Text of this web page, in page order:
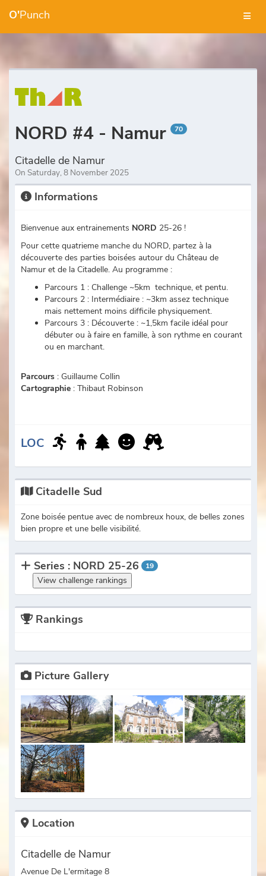
O'Punch
NORD #4 - Namur 70
Citadelle de Namur
On Saturday, 8 November 2025
Informations
Bienvenue aux entrainements NORD 25-26 !
Pour cette quatrieme manche du NORD, partez à la
découverte des parties boisées autour du Château de
Namur et de la Citadelle. Au programme :
Parcours 1 : Challenge ~5km technique, et pentu.
Parcours 2 : Intermédiaire : ~3km assez technique
mais nettement moins difficile physiquement.
Parcours 3 : Découverte : ~1,5km facile idéal pour
débuter ou à faire en famille, à son rythme en courant
ou en marchant.
Parcours : Guillaume Collin
Cartographie : Thibaut Robinson
LOC
Citadelle Sud
Zone boisée pentue avec de nombreux houx, de belles zones
bien propre et une belle visibilité.
Series : NORD 25-26 19
View challenge rankings
Rankings
Picture Gallery
Location
Citadelle de Namur
Avenue De L'ermitage 8